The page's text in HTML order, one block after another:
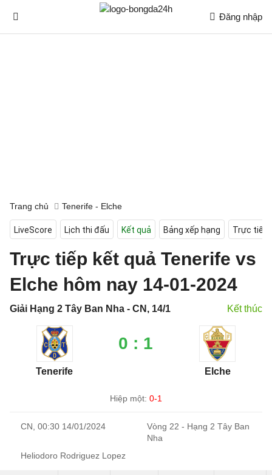
Đăng nhập
Trang chủ Tenerife - Elche
LiveScore Lịch thi đấu Kết quả Bảng xếp hạng Trực tiếp
Trực tiếp kết quả Tenerife vs
Elche hôm nay 14-01-2024
Giải Hạng 2 Tây Ban Nha - CN, 14/1 Kết thúc
Tenerife
0 : 1
Elche
Hiệp một: 0-1
CN, 00:30 14/01/2024
Vòng 22 - Hạng 2 Tây Ban
Nha
Heliodoro Rodriguez Lopez